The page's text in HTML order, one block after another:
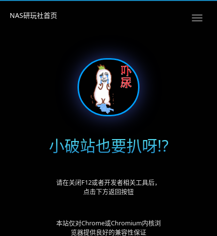
NAS研玩社首页
小破站也要扒呀!?
请在关闭F12或者开发者相关工具后，
点击下方返回按钮
本站仅对Chrome或Chromium内核浏
览器提供良好的兼容性保证